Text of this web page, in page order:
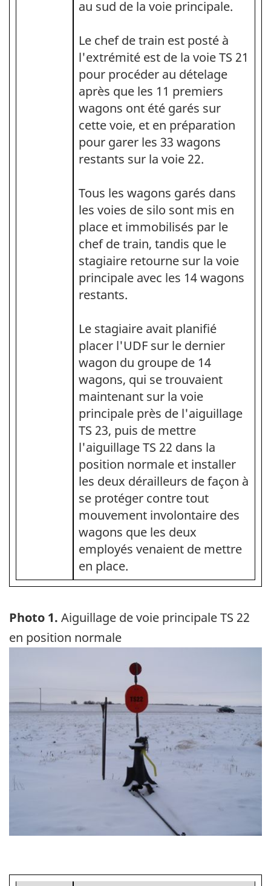
au sud de la voie principale.
Le chef de train est posté à
l'extrémité est de la voie TS 21
pour procéder au dételage
après que les 11 premiers
wagons ont été garés sur
cette voie, et en préparation
pour garer les 33 wagons
restants sur la voie 22.
Tous les wagons garés dans
les voies de silo sont mis en
place et immobilisés par le
chef de train, tandis que le
stagiaire retourne sur la voie
principale avec les 14 wagons
restants.
Le stagiaire avait planifié
placer l'UDF sur le dernier
wagon du groupe de 14
wagons, qui se trouvaient
maintenant sur la voie
principale près de l'aiguillage
TS 23, puis de mettre
l'aiguillage TS 22 dans la
position normale et installer
les deux dérailleurs de façon à
se protéger contre tout
mouvement involontaire des
wagons que les deux
employés venaient de mettre
en place.
Photo 1. Aiguillage de voie principale TS 22
en position normale